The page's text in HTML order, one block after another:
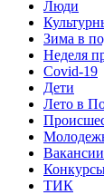
Люди
Зима в
Неделя
Covid-19
Дети
Лето в
Вакансии
ТИК